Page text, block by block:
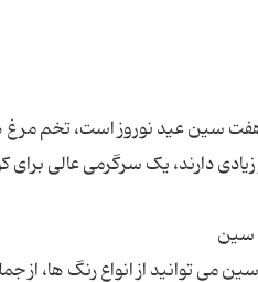
سین عید نوروز است، تخم
توانید از انواع رنگ ها، از